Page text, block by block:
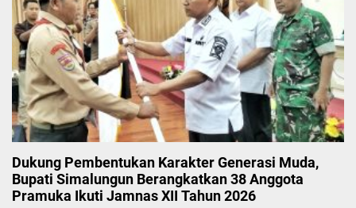
Dukung Pembentukan Karakter Generasi Muda,
Bupati Simalungun Berangkatkan 38 Anggota
Pramuka Ikuti Jamnas XII Tahun 2026